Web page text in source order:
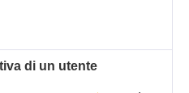
di un utente